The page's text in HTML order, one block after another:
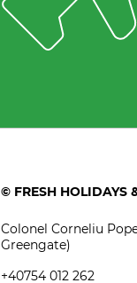
© FRESH HOLIDAYS
Colonel Corneliu
Greengate)
+40754 012 262